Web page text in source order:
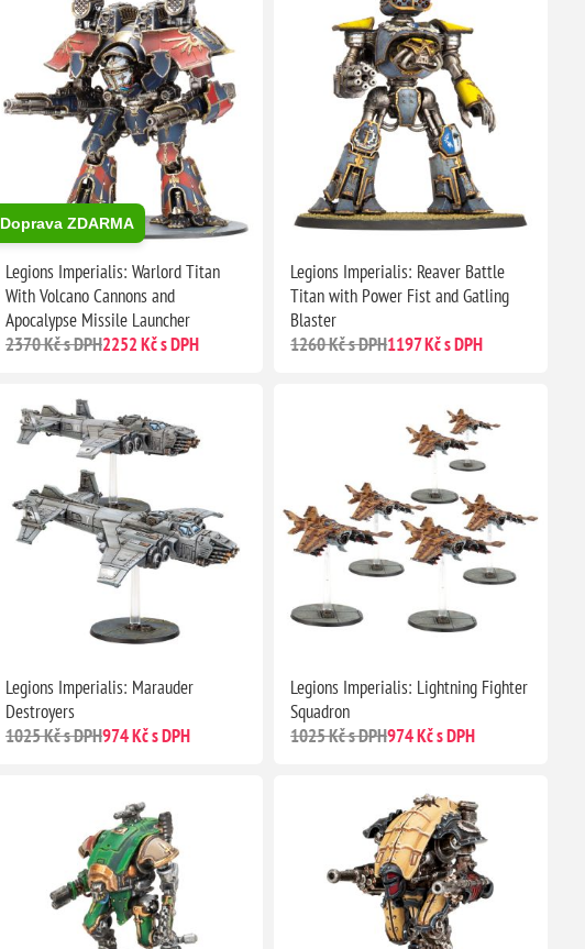
Doprava ZDARMA
Legions Imperialis: Warlord Titan
With Volcano Cannons and
Apocalypse Missile Launcher
2370 Kč s DPH2252 Kč s DPH
Legions Imperialis: Reaver Battle
Titan with Power Fist and Gatling
Blaster
1260 Kč s DPH1197 Kč s DPH
Legions Imperialis: Marauder
Destroyers
1025 Kč s DPH974 Kč s DPH
Legions Imperialis: Lightning Fighter
Squadron
1025 Kč s DPH974 Kč s DPH